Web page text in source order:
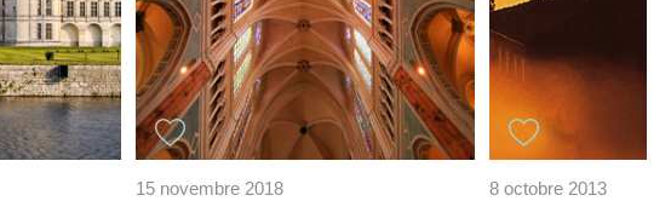
15 novembre 2018 8 octobre 2013